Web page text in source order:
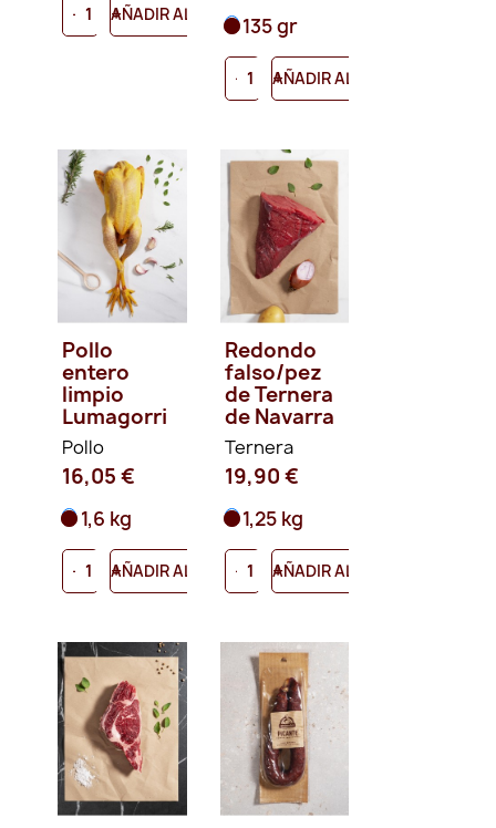
- +
AÑADIR AL CARRITO135 gr
- +
AÑADIR AL CARRITO
Pollo
entero
limpio
Lumagorri
Pollo
16,05 €
1,6 kg
- +
AÑADIR AL CARRITO
Redondo
falso/pez
de Ternera
de Navarra
Ternera
19,90 €
1,25 kg
- +
AÑADIR AL CARRITO